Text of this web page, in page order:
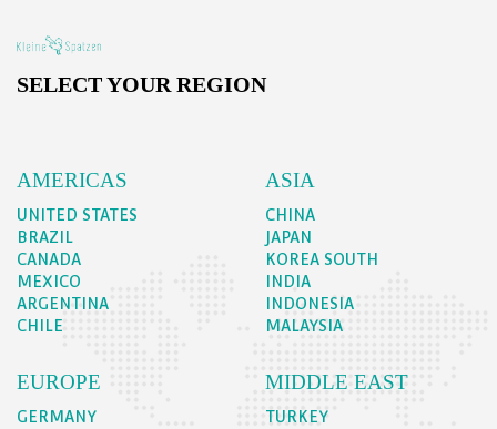
SELECT YOUR REGION
AMERICAS
UNITED STATES
BRAZIL
CANADA
MEXICO
ARGENTINA
CHILE
ASIA
CHINA
JAPAN
KOREA SOUTH
INDIA
INDONESIA
MALAYSIA
EUROPE
GERMANY
MIDDLE EAST
TURKEY